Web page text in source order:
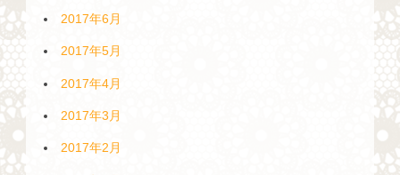
2017年6月
2017年5月
2017年4月
2017年3月
2017年2月